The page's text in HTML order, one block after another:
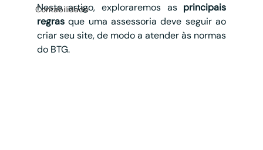
Contabilidade
Neste artigo, exploraremos as principais
regras que uma assessoria deve seguir ao
criar seu site, de modo a atender às normas
do BTG.